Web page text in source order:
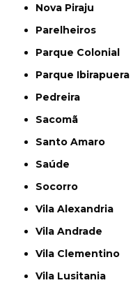
Nova Piraju
Parelheiros
Parque Colonial
Parque Ibirapuera
Pedreira
Sacomã
Santo Amaro
Saúde
Socorro
Vila Alexandria
Vila Andrade
Vila Clementino
Vila Lusitania